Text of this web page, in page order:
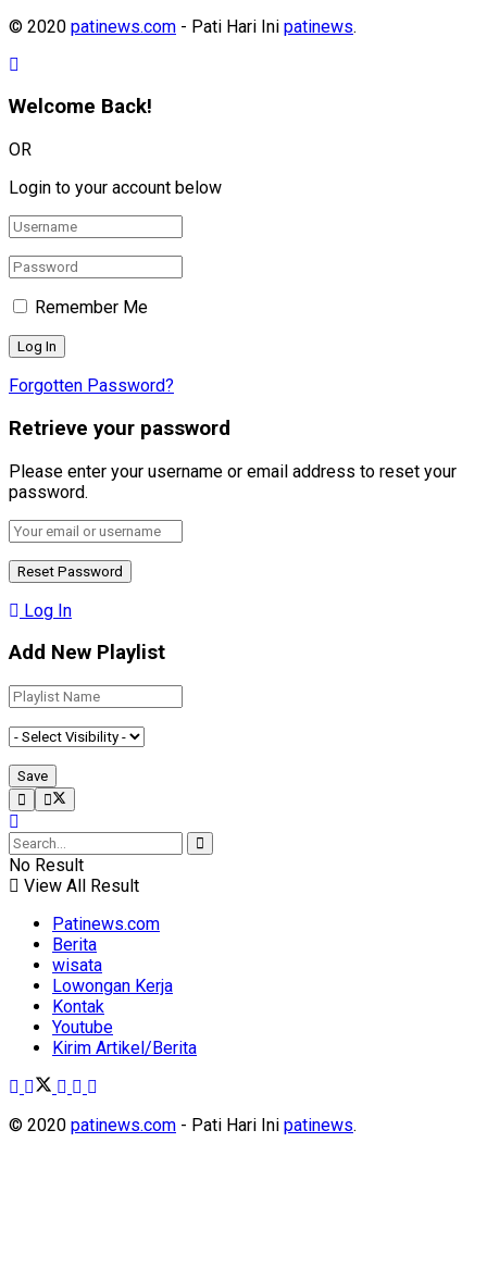
© 2020 patinews.com - Pati Hari Ini patinews.
Welcome Back!
OR
Login to your account below
Remember Me
Forgotten Password?
Retrieve your password
Please enter your username or email address to reset your
password.
Log In
Add New Playlist
No Result
View All Result
Patinews.com
Berita
wisata
Lowongan Kerja
Kontak
Youtube
Kirim Artikel/Berita
© 2020 patinews.com - Pati Hari Ini patinews.